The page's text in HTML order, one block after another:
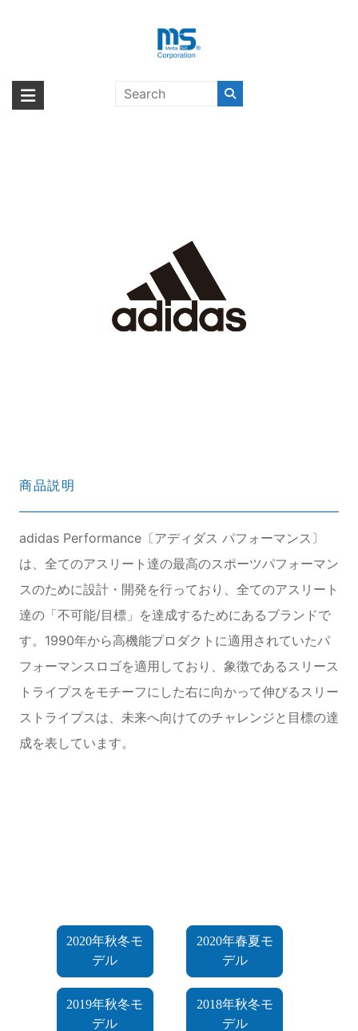
海外輸入ブランド商品｜株式会社
海外事業部が取り揃えている海外輸入商品には、日本では珍しい「海外ブ
ランド」をはじめ「ユニークな商品」「機能的な商品」「コストパフォー
パフォーマンス〕
商品説明
adidas Performance〔アディダス パフォーマンス〕
は、全てのアスリート達の最高のスポーツパフォーマン
スのために設計・開発を行っており、全てのアスリート
達の「不可能/目標」を達成するためにあるブランドで
す。1990年から高機能プロダクトに適用されていたパ
フォーマンスロゴを適用しており、象徴であるスリース
トライプスをモチーフにした右に向かって伸びるスリー
ストライプスは、未来へ向けてのチャレンジと目標の達
成を表しています。
2020年秋冬モ
デル
2020年春夏モ
デル
2019年秋冬モ
デル
2018年秋冬モ
デル